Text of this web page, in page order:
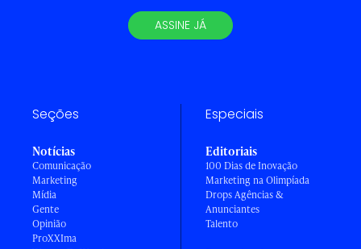
ASSINE JÁ
Seções
Notícias
Comunicação
Marketing
Mídia
Gente
Opinião
ProXXIma
Especiais
Editoriais
100 Dias de Inovação
Marketing na Olimpíada
Drops Agências &
Anunciantes
Talento